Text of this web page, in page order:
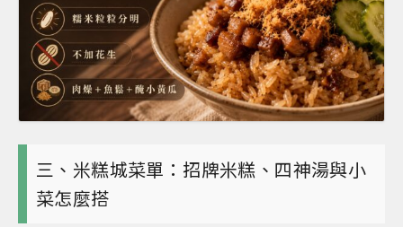
三、米糕城菜單：招牌米糕、四神湯與小
菜怎麼搭